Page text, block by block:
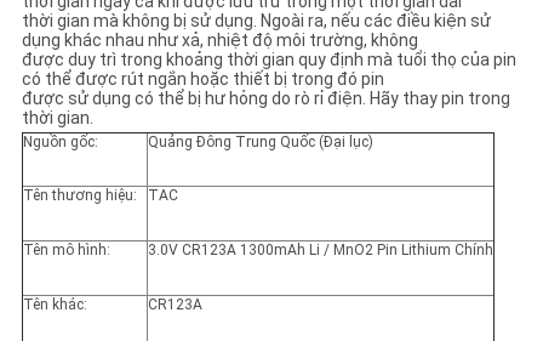
thời gian mà không bị sử dụng. Ngoài ra, nếu các điều kiện sử
dụng khác nhau như xả, nhiệt độ môi trường, không
được duy trì trong khoảng thời gian quy định mà tuổi thọ của pin
có thể được rút ngắn hoặc thiết bị trong đó pin
được sử dụng có thể bị hư hỏng do rò rỉ điện. Hãy thay pin trong
thời gian.
Nguồn gốc: Quảng Đông Trung Quốc (Đại lục)
Tên thương hiệu: TAC
Tên mô hình: 3.0V CR123A 1300mAh Li / MnO2 Pin Lithium Chính
Tên khác: CR123A